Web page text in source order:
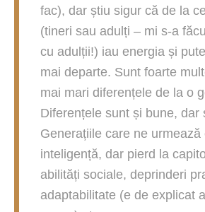
fac), dar știu sigur că de la
(tineri sau adulți – mi s-a
cu adulții!) iau energia și
mai departe. Sunt foarte
mai mari diferențele de la o
Diferențele sunt și bune, dar
Generațiile care ne
inteligență, dar pierd la
abilități sociale, deprinderi
adaptabilitate (e de explicat